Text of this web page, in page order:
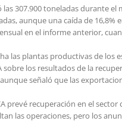
307.900 toneladas durante
aunque una caída de
en el informe anterior,
las plantas productivas de
los resultados de la
señaló que las
prevé recuperación en el
las operaciones, pero los